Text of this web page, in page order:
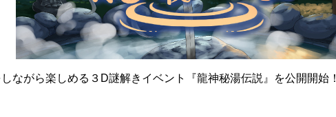
ながら楽しめる３D謎解きイベント『龍神秘湯伝説』を公開開始！